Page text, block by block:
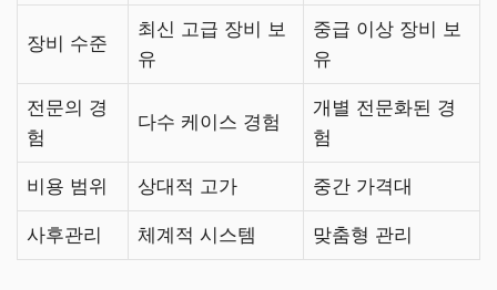
장비 수준
최신 고급 장비 보
유
중급 이상 장비 보
유
전문의 경
험
다수 케이스 경험
개별 전문화된 경
험
비용 범위 상대적 고가 중간 가격대
사후관리 체계적 시스템 맞춤형 관리